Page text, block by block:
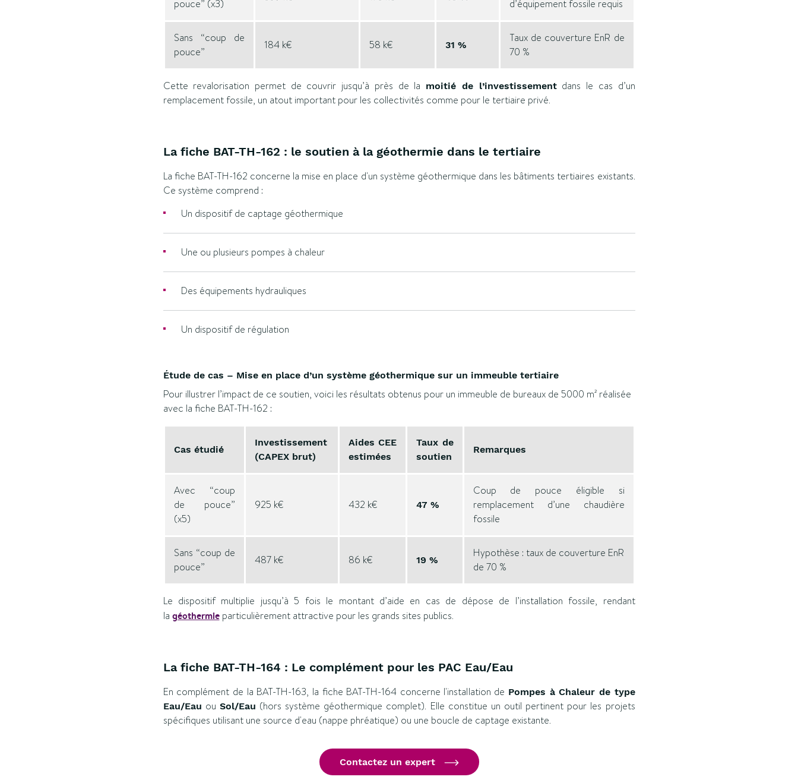
pouce” (x3)
d’équipement fossile requis
Sans “coup de
pouce”
184 k€ 58 k€ 31 %
Taux de couverture EnR de
70 %
Cette revalorisation permet de couvrir jusqu’à près de la moitié de l’investissementdans le cas d’un
remplacement fossile, un atout important pour les collectivités comme pour le tertiaire privé.
La fiche BAT-TH-162 : le soutien à la géothermie dans le tertiaire
La fiche BAT-TH-162 concerne la mise en place d'un système géothermique dans les bâtiments tertiaires existants.
Ce système comprend :
Un dispositif de captage géothermique
Une ou plusieurs pompes à chaleur
Des équipements hydrauliques
Un dispositif de régulation
Étude de cas – Mise en place d’un système géothermique sur un immeuble tertiaire
Pour illustrer l’impact de ce soutien, voici les résultats obtenus pour un immeuble de bureaux de 5000 m² réalisée
avec la fiche BAT-TH-162 :
Cas étudié
Investissement
(CAPEX brut)
Aides CEE
estimées
Taux de
soutien
Remarques
Avec “coup
de pouce”
(x5)
925 k€ 432 k€ 47 %
Coup de pouce éligible si
remplacement d’une chaudière
fossile
Sans “coup de
pouce”
487 k€ 86 k€ 19 %
Hypothèse : taux de couverture EnR
de 70 %
Le dispositif multiplie jusqu’à 5 fois le montant d’aide en cas de dépose de l’installation fossile, rendant
la géothermieparticulièrement attractive pour les grands sites publics.
La fiche BAT-TH-164 : Le complément pour les PAC Eau/Eau
En complément de la BAT-TH-163, la fiche BAT-TH-164 concerne l'installation de Pompes à Chaleur de type
Eau/Eau ou Sol/Eau (hors système géothermique complet). Elle constitue un outil pertinent pour les projets
spécifiques utilisant une source d'eau (nappe phréatique) ou une boucle de captage existante.
Contactez un expert